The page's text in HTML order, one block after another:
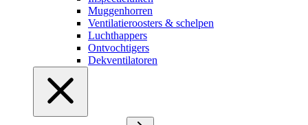
Muggenhorren
Ventilatieroosters & schelpen
Luchthappers
Ontvochtigers
Dekventilatoren